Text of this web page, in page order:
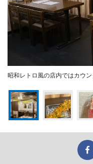
昭和レトロ風の店内ではカウ